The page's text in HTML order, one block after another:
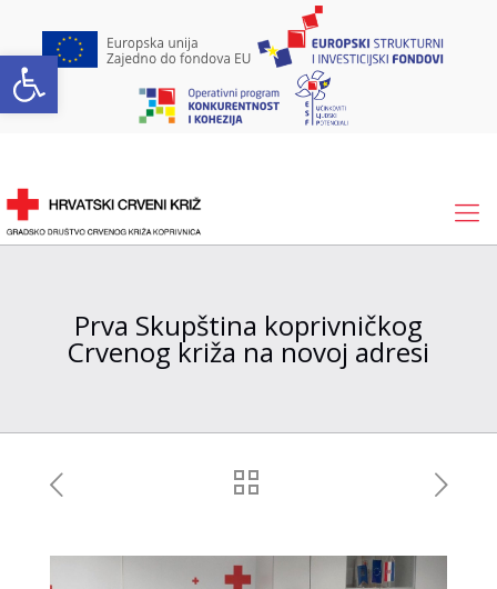
Open toolbar
Prva Skupština koprivničkog
Crvenog križa na novoj adresi